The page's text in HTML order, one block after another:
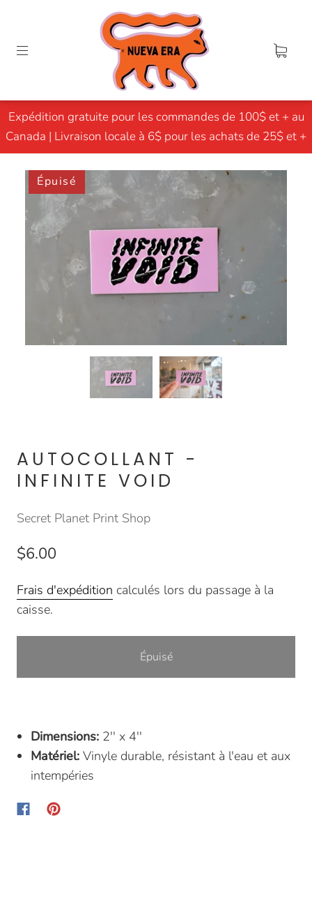
Expédition gratuite pour les commandes de 100$ et + au
Canada | Livraison locale à 6$ pour les achats de 25$ et +
Épuisé
AUTOCOLLANT -
INFINITE VOID
Secret Planet Print Shop
$6.00
Frais d'expédition calculés lors du passage à la
caisse.
Épuisé
Dimensions: 2'' x 4''
Matériel: Vinyle durable, résistant à l'eau et aux
intempéries